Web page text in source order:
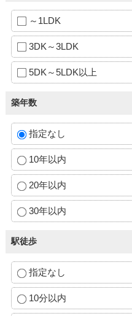
～1LDK
3DK～3LDK
5DK～5LDK以上
築年数
指定なし
10年以内
20年以内
30年以内
駅徒歩
指定なし
10分以内